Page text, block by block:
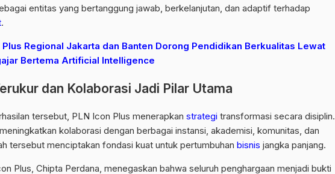
entitas yang bertanggung jawab, berkelanjutan, dan adaptif terhadap
.
Plus Regional Jakarta dan Banten Dorong Pendidikan Berkualitas Lewat
Bertema Artificial Intelligence
dan Kolaborasi Jadi Pilar Utama
tersebut, PLN Icon Plus menerapkan strategi transformasi secara disiplin.
kolaborasi dengan berbagai instansi, akademisi, komunitas, dan
tersebut menciptakan fondasi kuat untuk pertumbuhan bisnis jangka panjang.
Plus, Chipta Perdana, menegaskan bahwa seluruh penghargaan menjadi bukti